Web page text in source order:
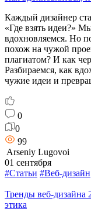
Каждый дизайнер
«Где взять идеи?»
вдохновляемся. Но
похож на чужой
плагиатом? И как
Разбираемся, как
чужие идеи и
0
0
99
Arseniy Lugovoi
01 сентября
#Статьи #Веб-дизайн
Тренды веб-дизайна
этика